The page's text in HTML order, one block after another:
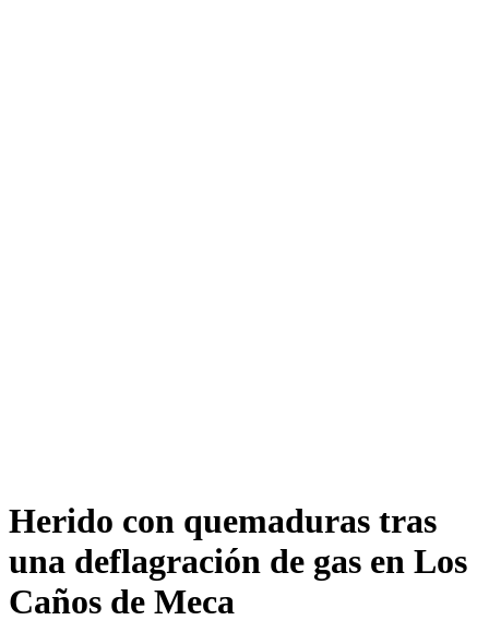
Herido con quemaduras tras
una deflagración de gas en Los
Caños de Meca